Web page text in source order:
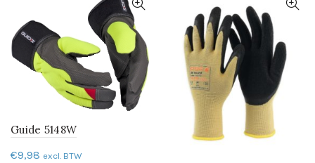
Guide 5148W
€9,98 excl. BTW